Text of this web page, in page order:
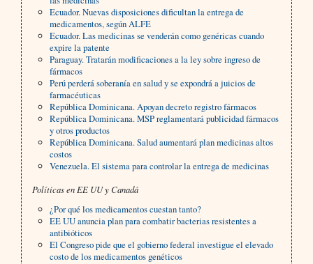
Ecuador. Nuevas disposiciones dificultan la entrega de
medicamentos, según ALFE
Ecuador. Las medicinas se venderán como genéricas cuando
expire la patente
Paraguay. Tratarán modificaciones a la ley sobre ingreso de
fármacos
Perú perderá soberanía en salud y se expondrá a juicios de
farmacéuticas
República Dominicana. Apoyan decreto registro fármacos
República Dominicana. MSP reglamentará publicidad fármacos
y otros productos
República Dominicana. Salud aumentará plan medicinas altos
costos
Venezuela. El sistema para controlar la entrega de medicinas
Políticas en EE UU y Canadá
¿Por qué los medicamentos cuestan tanto?
EE UU anuncia plan para combatir bacterias resistentes a
antibióticos
El Congreso pide que el gobierno federal investigue el elevado
costo de los medicamentos genéticos